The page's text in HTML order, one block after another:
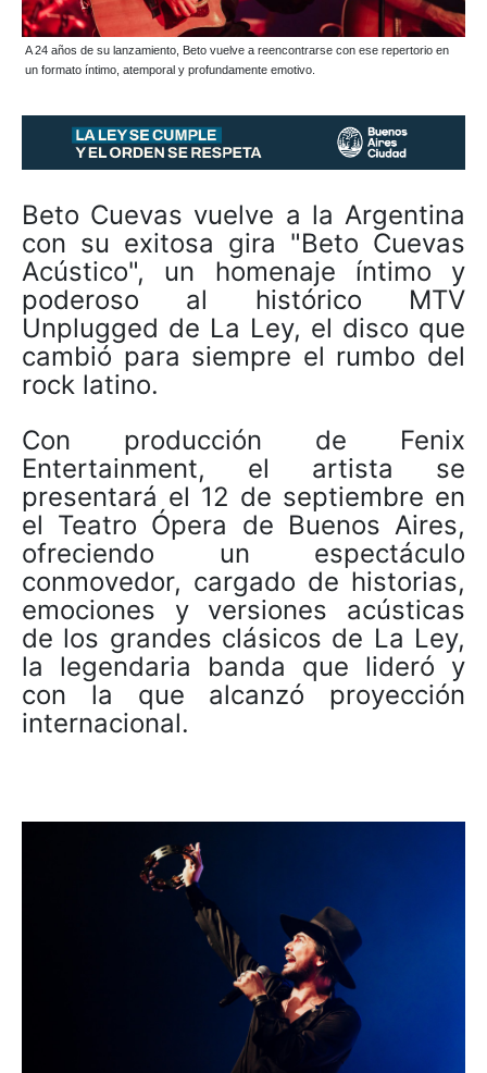
A 24 años de su lanzamiento, Beto vuelve a reencontrarse con ese repertorio en
un formato íntimo, atemporal y profundamente emotivo.
Beto Cuevas vuelve a la Argentina
con su exitosa gira "Beto Cuevas
Acústico", un homenaje íntimo y
poderoso al histórico MTV
Unplugged de La Ley, el disco que
cambió para siempre el rumbo del
rock latino.
Con producción de Fenix
Entertainment, el artista se
presentará el 12 de septiembre en
el Teatro Ópera de Buenos Aires,
ofreciendo un espectáculo
conmovedor, cargado de historias,
emociones y versiones acústicas
de los grandes clásicos de La Ley,
la legendaria banda que lideró y
con la que alcanzó proyección
internacional.